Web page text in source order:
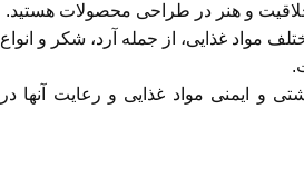
خلاقیت و هنر در طراحی محصولات هستید.
مواد غذایی، از جمله آرد، شکر و انواع
و ایمنی مواد غذایی و رعایت آنها در